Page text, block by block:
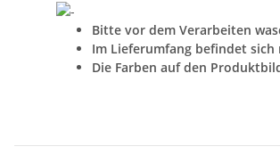
Bitte vor dem Verarbeiten
Im Lieferumfang befindet
Die Farben auf den